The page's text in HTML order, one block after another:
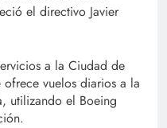
el directivo Javier
a la Ciudad de
vuelos diarios a la
utilizando el Boeing